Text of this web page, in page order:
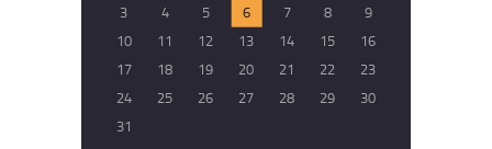
3
4 5 6 7 8
9
10
11 12 13 14 15
16
17
18 19 20 21 22
23
24
25 26 27 28 29
30
31